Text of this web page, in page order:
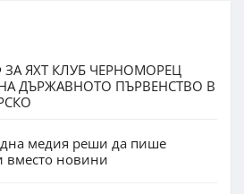
ЯХТ КЛУБ ЧЕРНОМОРЕЦ
ДЪРЖАВНОТО ПЪРВЕНСТВО В
медия реши да пише
вместо новини